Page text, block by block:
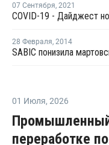
07 Сентября, 2021
COVID-19 - Дайджест
28 Февраля, 2014
SABIC понизила
01 Июля, 2026
Промышленный
переработке